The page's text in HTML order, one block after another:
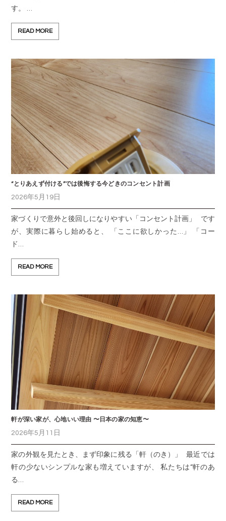
す。 …
READ MORE
“とりあえず付ける”では後悔する今どきのコンセント計画
2026年5月19日
家づくりで意外と後回しになりやすい「コンセント計画」 です
が、実際に暮らし始めると、 「ここに欲しかった…」 「コー
ド…
READ MORE
軒が深い家が、心地いい理由 〜日本の家の知恵〜
2026年5月11日
家の外観を見たとき、まず印象に残る「軒（のき）」 最近では
軒の少ないシンプルな家も増えていますが、 私たちは“軒のあ
る…
READ MORE